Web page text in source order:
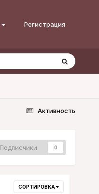
Регистрация
Активность
Подписчики 0
СОРТИРОВКА